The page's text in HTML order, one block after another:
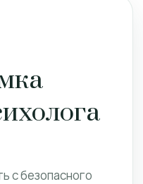
с безопасного